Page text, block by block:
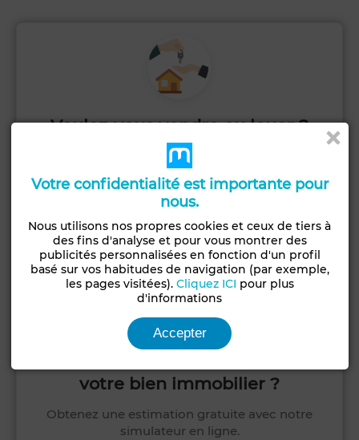
Voulez-vous vendre ou louer ?
Publiez votre annonce rapidement et
commencez à recevoir des contacts.
PUBLIER
votre bien immobilier ?
Obtenez une estimation gratuite avec notre
simulateur en ligne.
Votre confidentialité est importante pour
nous.
Nous utilisons nos propres cookies et ceux de tiers à
des fins d'analyse et pour vous montrer des
publicités personnalisées en fonction d'un profil
basé sur vos habitudes de navigation (par exemple,
les pages visitées). Cliquez ICI pour plus
d'informations
Accepter